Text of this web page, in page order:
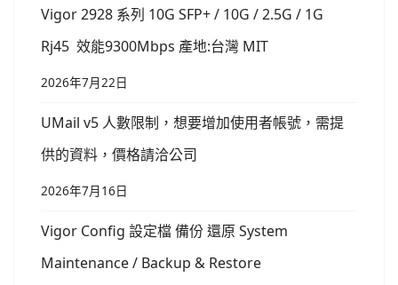
Vigor 2928 系列 10G SFP+ / 10G / 2.5G / 1G
Rj45 效能9300Mbps 產地:台灣 MIT
2026年7月22日
UMail v5 人數限制，想要增加使用者帳號，需提
供的資料，價格請洽公司
2026年7月16日
Vigor Config 設定檔 備份 還原 System
Maintenance / Backup & Restore